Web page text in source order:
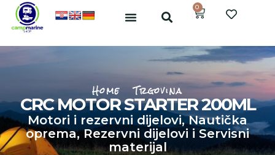
0
Home Trgovina
CRC MOTOR STARTER 200ML
Motori i rezervni dijelovi,Nautička
oprema,Rezervni dijelovi i Servisni
materijal